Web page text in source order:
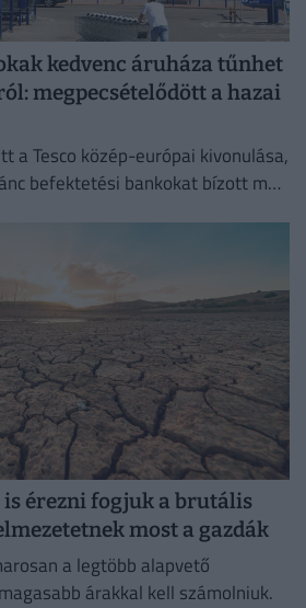
kedvenc áruháza tűnhet
megpecsételődött a hazai
a Tesco közép-európai kivonulása,
befektetési bankokat bízott meg
érezni fogjuk a brutális
most a gazdák
a legtöbb alapvető
árakkal kell számolniuk.